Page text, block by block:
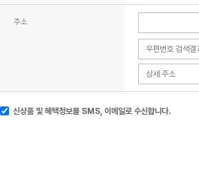
주소
신상품 및 혜택정보를 SMS, 이메일로 수신합니다.